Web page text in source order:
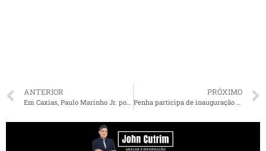
ANTERIOR
Em Caxias, Paulo Marinho Jr. pode ser rifado por Fábio Gentil
PRÓXIMO
Penha participa de inauguração da nova escadaria da Floresta da Liberdade